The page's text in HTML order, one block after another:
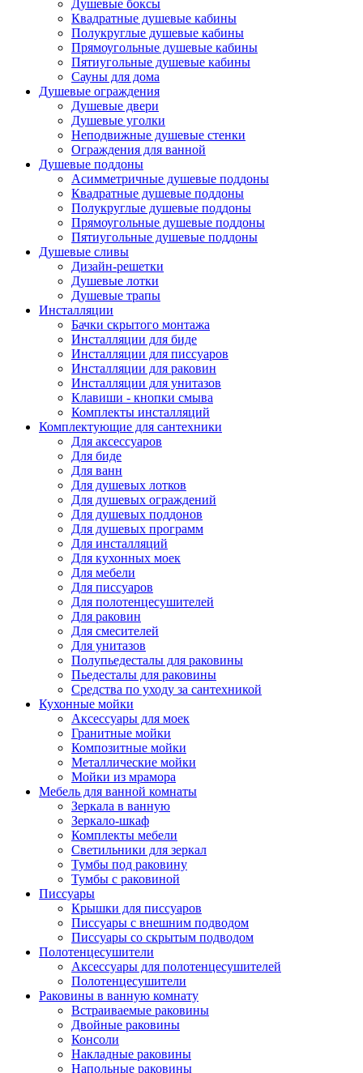
Душевые боксы
Квадратные душевые кабины
Полукруглые душевые кабины
Прямоугольные душевые кабины
Пятиугольные душевые кабины
Сауны для дома
Душевые ограждения
Душевые двери
Душевые уголки
Неподвижные душевые стенки
Ограждения для ванной
Душевые поддоны
Асимметричные душевые поддоны
Квадратные душевые поддоны
Полукруглые душевые поддоны
Прямоугольные душевые поддоны
Пятиугольные душевые поддоны
Душевые сливы
Дизайн-решетки
Душевые лотки
Душевые трапы
Инсталляции
Бачки скрытого монтажа
Инсталляции для биде
Инсталляции для писсуаров
Инсталляции для раковин
Инсталляции для унитазов
Клавиши - кнопки смыва
Комплекты инсталляций
Комплектующие для сантехники
Для аксессуаров
Для биде
Для ванн
Для душевых лотков
Для душевых ограждений
Для душевых поддонов
Для душевых программ
Для инсталляций
Для кухонных моек
Для мебели
Для писсуаров
Для полотенцесушителей
Для раковин
Для смесителей
Для унитазов
Полупьедесталы для раковины
Пьедесталы для раковины
Средства по уходу за сантехникой
Кухонные мойки
Аксессуары для моек
Гранитные мойки
Композитные мойки
Металлические мойки
Мойки из мрамора
Мебель для ванной комнаты
Зеркала в ванную
Зеркало-шкаф
Комплекты мебели
Светильники для зеркал
Тумбы под раковину
Тумбы с раковиной
Писсуары
Крышки для писсуаров
Писсуары с внешним подводом
Писсуары со скрытым подводом
Полотенцесушители
Аксессуары для полотенцесушителей
Полотенцесушители
Раковины в ванную комнату
Встраиваемые раковины
Двойные раковины
Консоли
Накладные раковины
Напольные раковины